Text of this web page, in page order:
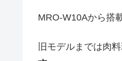
MRO-W10Aから搭
旧モデルまでは肉